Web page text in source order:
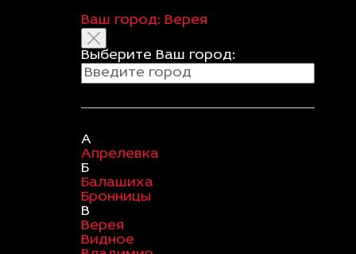
Ваш город: Верея
Выберите Ваш город:
А
Апрелевка
Б
Балашиха
Бронницы
В
Верея
Видное